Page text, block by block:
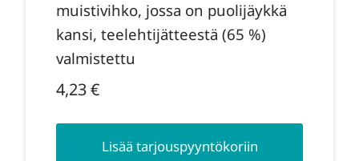
muistivihko, jossa on puolijäykkä
kansi, teelehtijätteestä (65 %)
valmistettu
4,23€
Lisää tarjouspyyntökoriin